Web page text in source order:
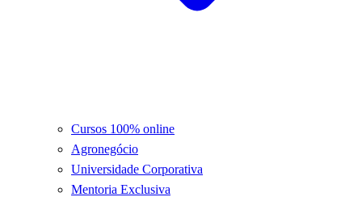
Cursos 100% online
Agronegócio
Universidade Corporativa
Mentoria Exclusiva